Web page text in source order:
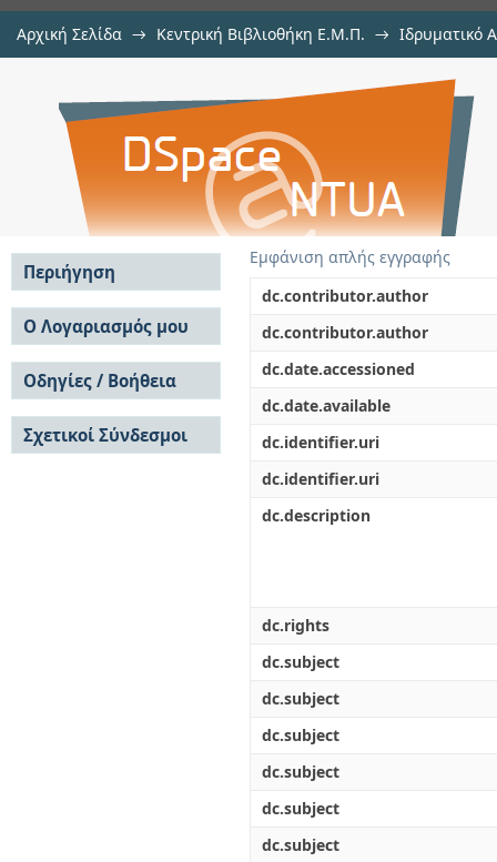
Αρχική Σελίδα → Κεντρική Βιβλιοθήκη Ε.Μ.Π. → Ιδρυματικό
Εδαφικές μετατοπίσεις
αντιστηριζομένων με
Εμφάνιση απλής εγγραφής
dc.contributor.author
dc.contributor.author
dc.date.accessioned
dc.date.available
dc.identifier.uri
dc.identifier.uri
dc.description
dc.rights
dc.subject
dc.subject
dc.subject
dc.subject
dc.subject
dc.subject
Περιήγηση
Σε όλο το DSpace
Κοινότητες & Συλλογές
Ανά Ημερομηνία
Έκδοσης
Συγγραφείς
Τίτλοι
Θέματα
Ο Λογαριασμός μου
Σύνδεση
Εγγραφή
Οδηγίες / Βοήθεια
Οδηγίες Υποβολής
Οδηγίες Χρήσης ΙΑ
Συχνές Ερωτήσεις
Σχετικοί Σύνδεσμοι